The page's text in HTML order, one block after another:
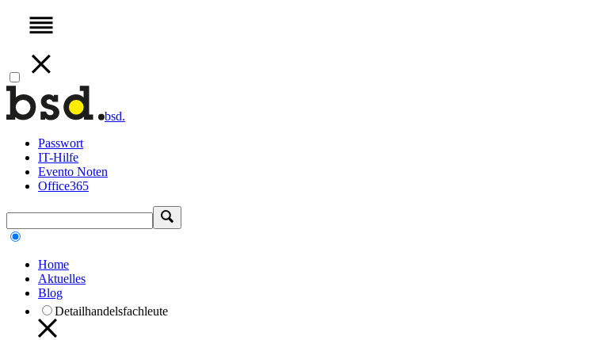
bsd.
Passwort
IT-Hilfe
Evento Noten
Office365
Home
Aktuelles
Blog
Detailhandelsfachleute